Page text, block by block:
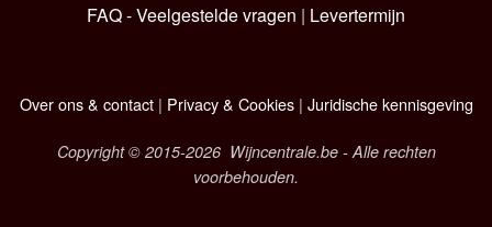
FAQ - Veelgestelde vragen | Levertermijn
Over ons & contact| Privacy & Cookies| Juridische kennisgeving
Copyright © 2015-2026 Wijncentrale.be - Alle rechten
voorbehouden.